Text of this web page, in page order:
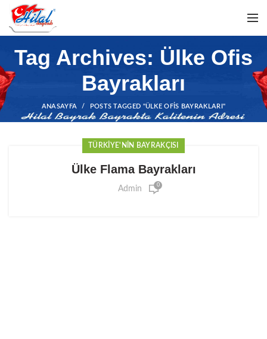
Tag Archives: Ülke Ofis
Bayrakları
ANASAYFA POSTS TAGGED "ÜLKE OFIS BAYRAKLARI"
TÜRKIYE'NIN BAYRAKÇISI
Ülke Flama Bayrakları
Admin 0